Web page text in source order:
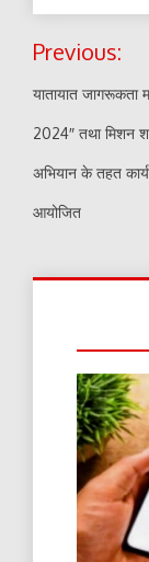
Post
Previous:
यातायात जागरूकता
2024″ तथा मिशन
अभियान के तहत
आयोजित